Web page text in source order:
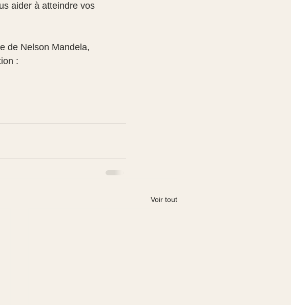
aider à atteindre vos
de Nelson Mandela,
:
Voir tout